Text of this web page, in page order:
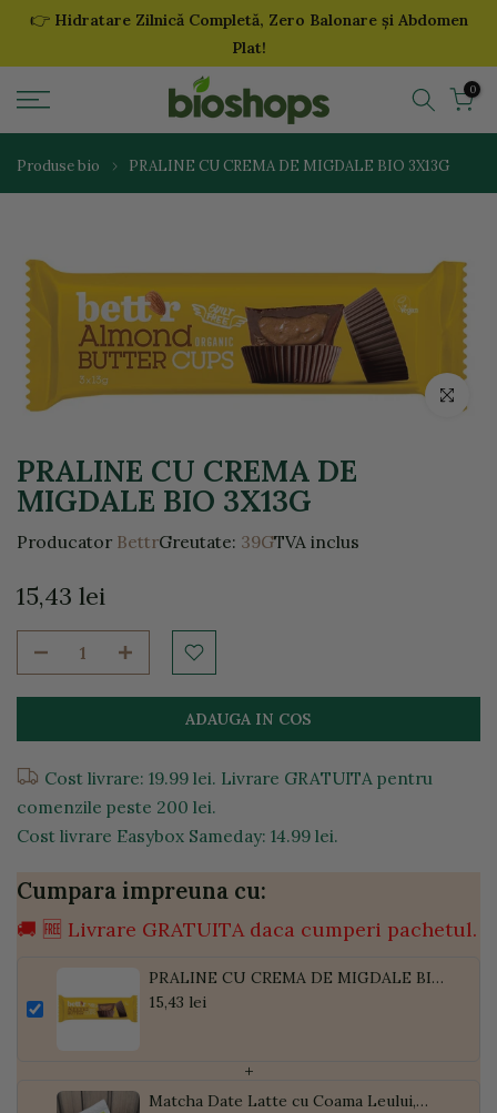
Sari
👉 Hidratare Zilnică Completă, Zero Balonare și Abdomen
Plat!
0
Produse bio PRALINE CU CREMA DE MIGDALE BIO 3X13G
Click
PRALINE CU CREMA DE
MIGDALE BIO 3X13G
Producator BettrGreutate: 39GTVA inclus
15,43 lei
ADAUGA IN COS
Cost livrare: 19.99 lei. Livrare GRATUITA pentru
comenzile peste 200 lei.
Cost livrare Easybox Sameday: 14.99 lei.
Cumpara impreuna cu:
🚚 🆓 Livrare GRATUITA daca cumperi pachetul.
PRALINE CU CREMA DE MIGDALE BIO
3X13G
15,43 lei
+
Matcha Date Latte cu Coama Leului,